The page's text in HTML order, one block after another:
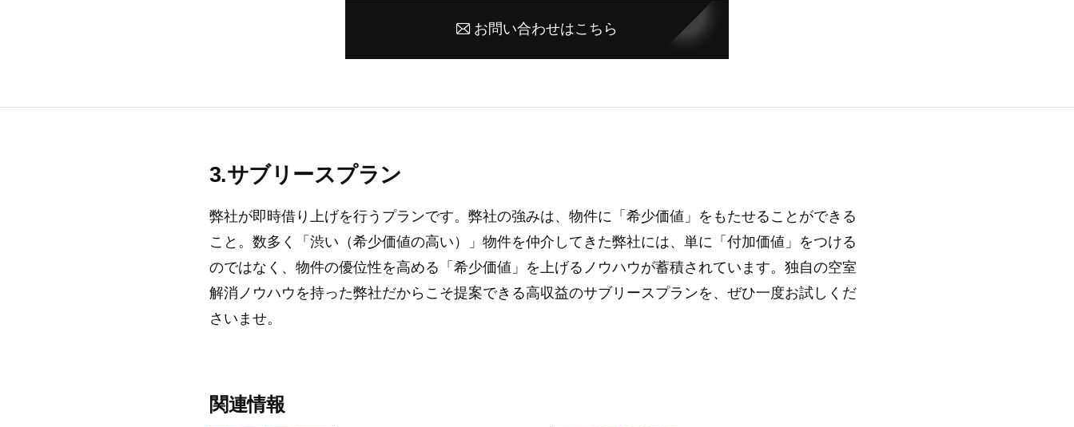
お問い合わせはこちら
サブリースプラン
弊社が即時借り上げを行うプランです。弊社の強みは、物件に「希少価値」をもたせることができる
こと。数多く「渋い（希少価値の高い）」物件を仲介してきた弊社には、単に「付加価値」をつける
のではなく、物件の優位性を高める「希少価値」を上げるノウハウが蓄積されています。独自の空室
解消ノウハウを持った弊社だからこそ提案できる高収益のサブリースプランを、ぜひ一度お試しくだ
さいませ。
関連情報